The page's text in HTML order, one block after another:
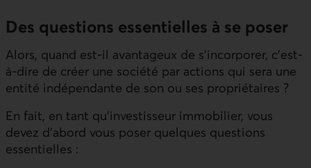
Des questions essentielles à se poser
Alors, quand est-il avantageux de s’incorporer, c’est-
à-dire de créer une société par actions qui sera une
entité indépendante de son ou ses propriétaires ?
En fait, en tant qu’investisseur immobilier, vous
devez d’abord vous poser quelques questions
essentielles :